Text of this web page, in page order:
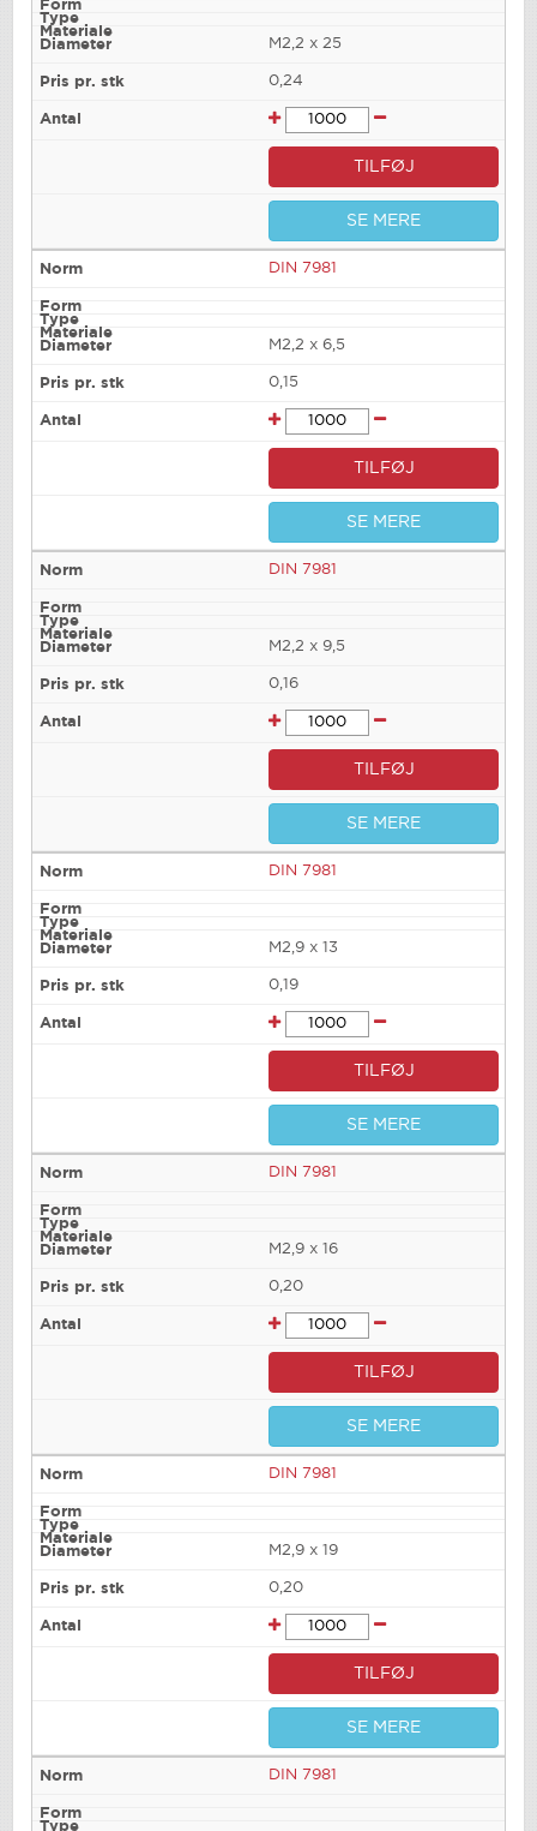
M2,2 x 25
0,24
TILFØJ
SE MERE
DIN 7981
M2,2 x 6,5
0,15
TILFØJ
SE MERE
DIN 7981
M2,2 x 9,5
0,16
TILFØJ
SE MERE
DIN 7981
M2,9 x 13
0,19
TILFØJ
SE MERE
DIN 7981
M2,9 x 16
0,20
TILFØJ
SE MERE
DIN 7981
M2,9 x 19
0,20
TILFØJ
SE MERE
DIN 7981